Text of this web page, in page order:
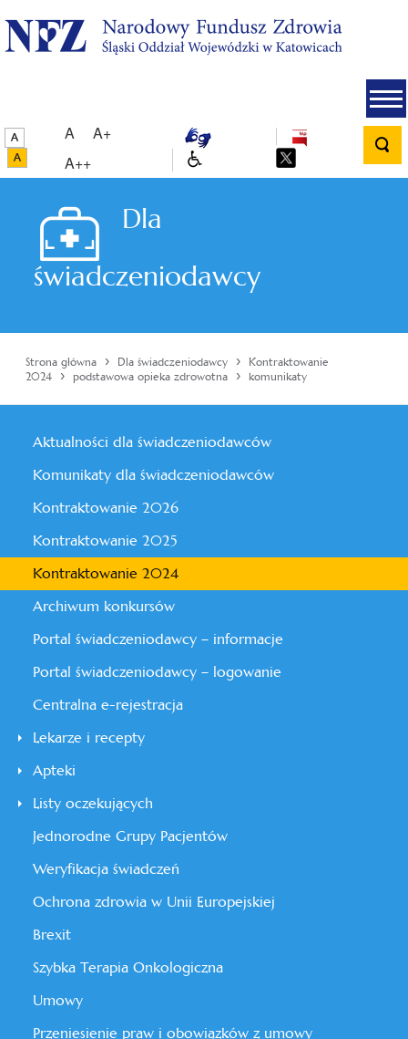
A
A+
A++
Dla
świadczeniodawcy
Strona główna › Dla świadczeniodawcy › Kontraktowanie
2024
› podstawowa opieka zdrowotna › komunikaty
Aktualności dla świadczeniodawców
Komunikaty dla świadczeniodawców
Kontraktowanie 2026
Kontraktowanie 2025
Kontraktowanie 2024
Archiwum konkursów
Portal świadczeniodawcy – informacje
Portal świadczeniodawcy – logowanie
Centralna e-rejestracja
Lekarze i recepty
Apteki
Listy oczekujących
Jednorodne Grupy Pacjentów
Weryfikacja świadczeń
Ochrona zdrowia w Unii Europejskiej
Brexit
Szybka Terapia Onkologiczna
Umowy
Przeniesienie praw i obowiązków z umowy